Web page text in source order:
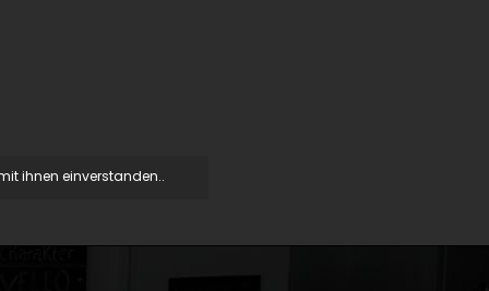
ihnen einverstanden..